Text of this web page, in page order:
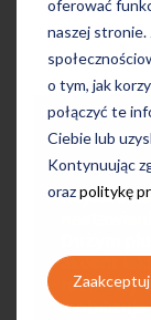
oferować
naszej stronie.
o tym, jak
połączyć te
Ciebie lub
Kontynuując
orazpolitykę
Uczę się
bardzo
w
wyjściu
bardzo